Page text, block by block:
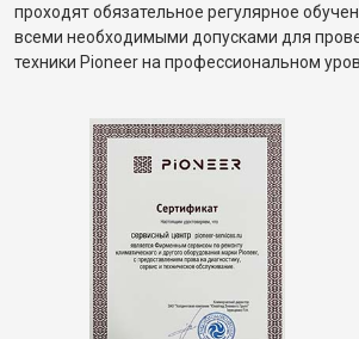
проходят обязательное регулярное
всеми необходимыми допусками для
техники Pioneer на профессиональном